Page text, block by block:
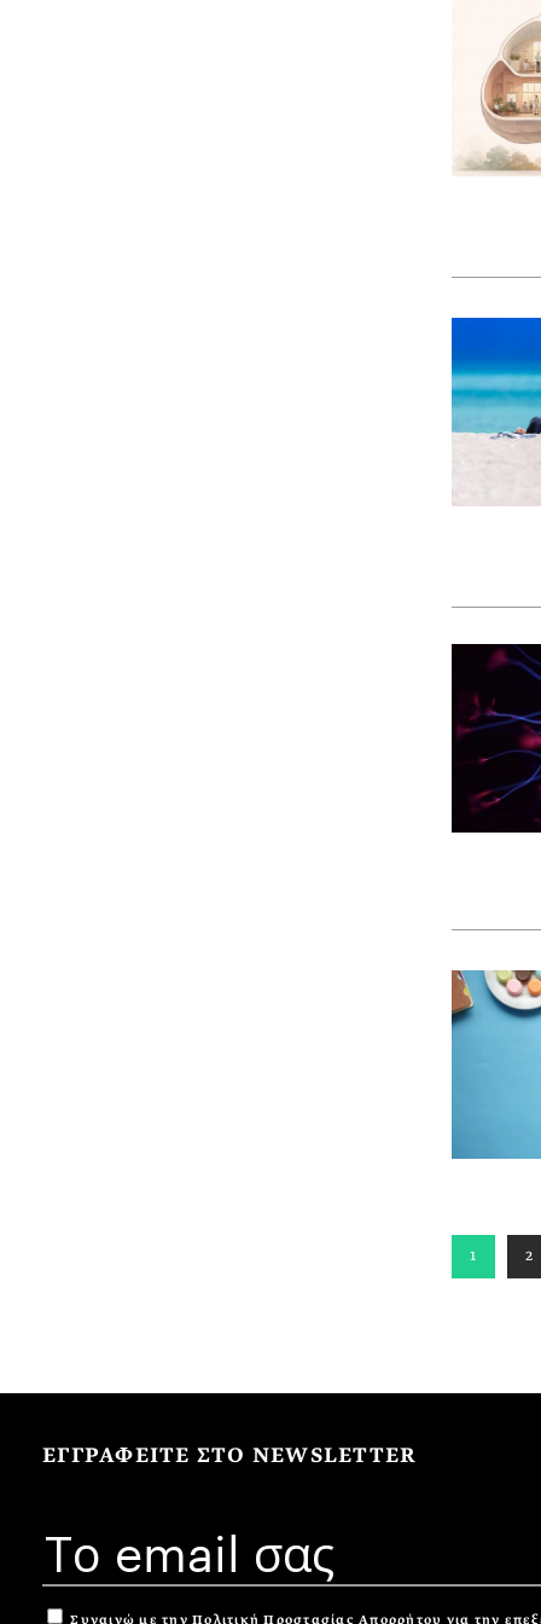
1 2
ΕΓΓΡΑΦΕΙΤΕ ΣΤΟ NEWSLETTER
Συναινώ με την Πολιτική Προστασίας Απορρήτου για την